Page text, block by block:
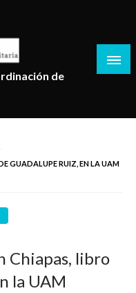
de
GUADALUPE RUIZ, EN LA UAM
Chiapas, libro
la UAM